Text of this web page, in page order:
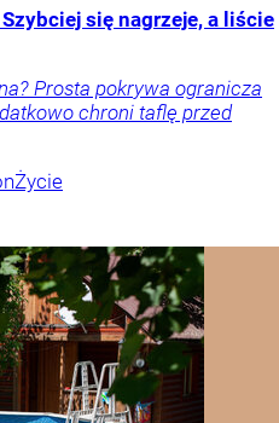
się nagrzeje, a liście
Prosta pokrywa ogranicza
chroni taflę przed
Życie